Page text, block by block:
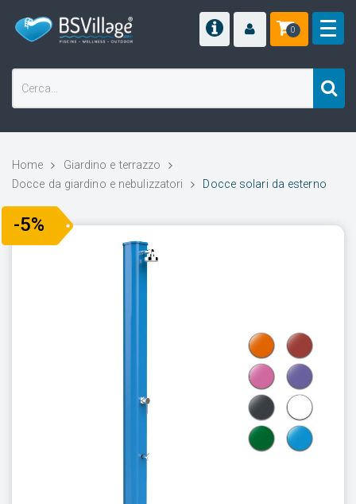
0
Home
Giardino e terrazzo
Docce da giardino e nebulizzatori
Docce solari da esterno
-5%